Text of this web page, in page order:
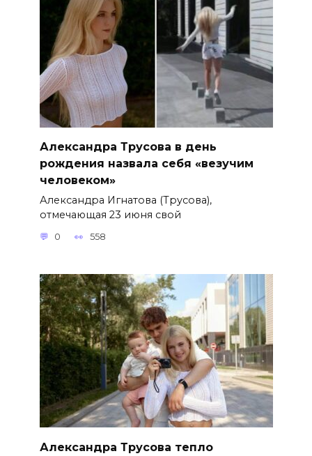
Александра Трусова в день
рождения назвала себя «везучим
человеком»
Александра Игнатова (Трусова),
отмечающая 23 июня свой
0 558
Александра Трусова тепло